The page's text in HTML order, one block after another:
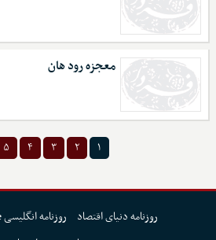
معجزه رود هان
۱ ۲ ۳ ۴ ۵
روزنامه دنیای اقتصاد
روزنامه انگلیسی Financial Tribune